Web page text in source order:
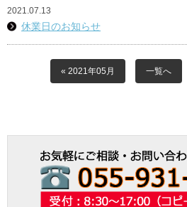
スキャン
CAD入出力
会社案内
2021.07.13
休業日のお知らせ
« 2021年05月 一覧へ